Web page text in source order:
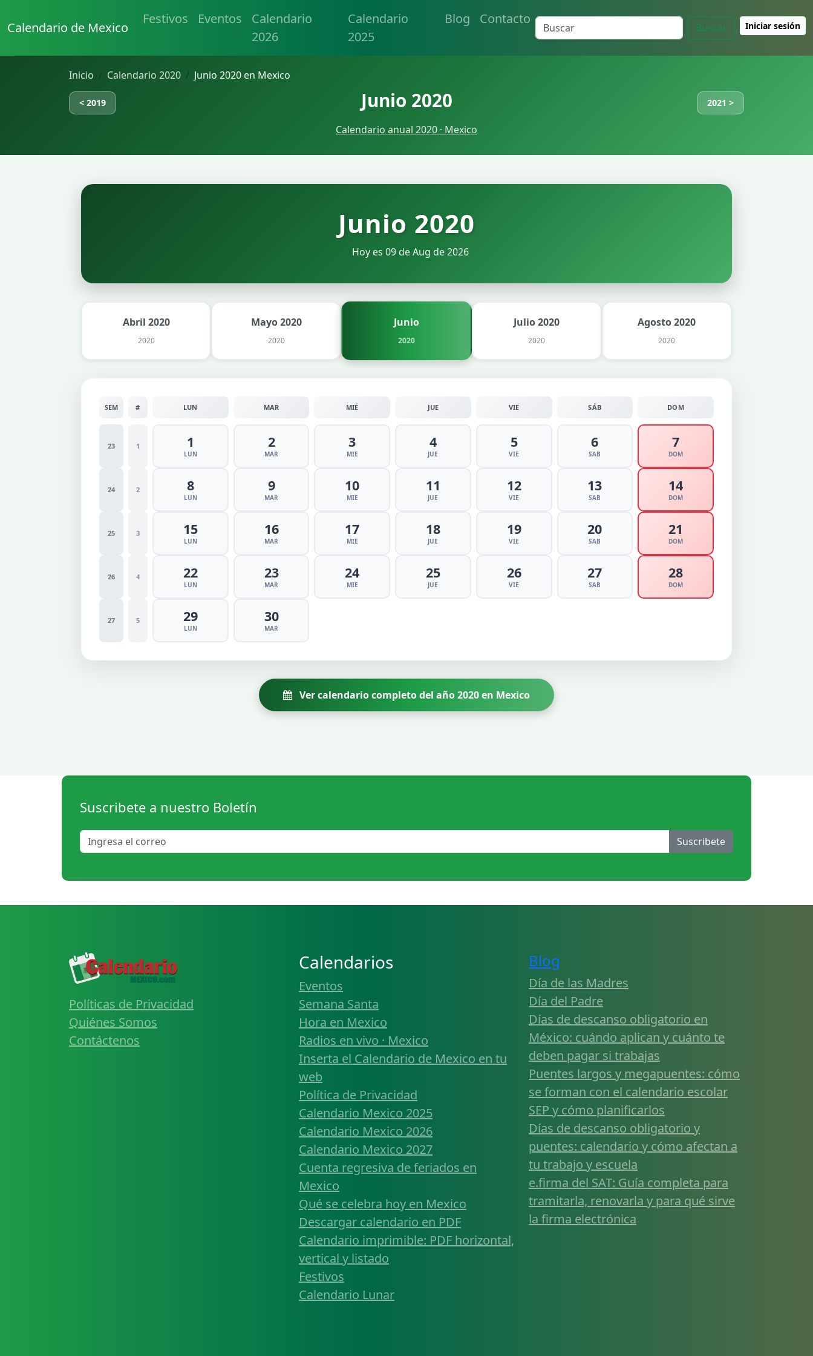
Calendario de Mexico
Festivos Eventos
Calendario
2026
Calendario
2025
Blog Contacto
Buscar Iniciar sesión
Inicio Calendario 2020 Junio 2020 en Mexico
< 2019 Junio 2020 2021 >
Calendario anual 2020 · Mexico
Junio 2020
Hoy es 09 de Aug de 2026
Abril 2020
2020
Mayo 2020
2020
Junio
2020
Julio 2020
2020
Agosto 2020
2020
SEM # LUN MAR MIÉ JUE VIE SÁB DOM
23 1 1
LUN
2
MAR
3
MIE
4
JUE
5
VIE
6
SAB
7
DOM
24 2 8
LUN
9
MAR
10
MIE
11
JUE
12
VIE
13
SAB
14
DOM
25 3 15
LUN
16
MAR
17
MIE
18
JUE
19
VIE
20
SAB
21
DOM
26 4 22
LUN
23
MAR
24
MIE
25
JUE
26
VIE
27
SAB
28
DOM
27 5 29
LUN
30
MAR
Ver calendario completo del año 2020 en Mexico
Suscribete a nuestro Boletín
Suscribete
Políticas de Privacidad
Quiénes Somos
Contáctenos
Calendarios
Eventos
Semana Santa
Hora en Mexico
Radios en vivo · Mexico
Inserta el Calendario de Mexico en tu
web
Política de Privacidad
Calendario Mexico 2025
Calendario Mexico 2026
Calendario Mexico 2027
Cuenta regresiva de feriados en
Mexico
Qué se celebra hoy en Mexico
Descargar calendario en PDF
Calendario imprimible: PDF horizontal,
vertical y listado
Festivos
Calendario Lunar
Blog
Día de las Madres
Día del Padre
Días de descanso obligatorio en
México: cuándo aplican y cuánto te
deben pagar si trabajas
Puentes largos y megapuentes: cómo
se forman con el calendario escolar
SEP y cómo planificarlos
Días de descanso obligatorio y
puentes: calendario y cómo afectan a
tu trabajo y escuela
e.firma del SAT: Guía completa para
tramitarla, renovarla y para qué sirve
la firma electrónica